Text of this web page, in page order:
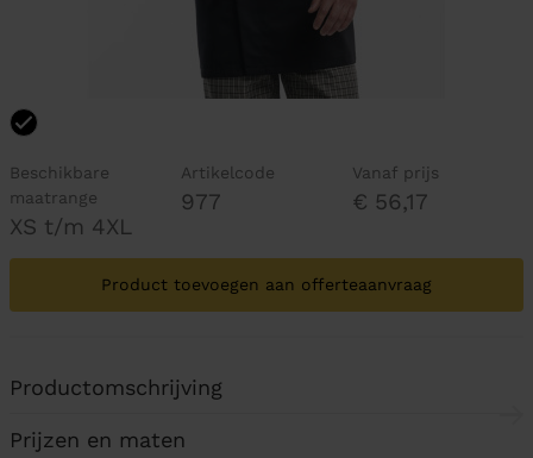
Beschikbare
maatrange
XS t/m 4XL
Artikelcode
977
Vanaf prijs
€ 56,17
Product toevoegen aan offerteaanvraag
Productomschrijving
Prijzen en maten